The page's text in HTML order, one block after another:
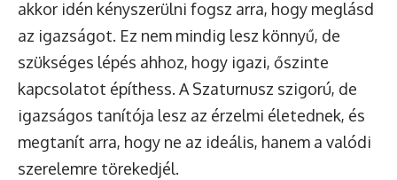
akkor idén kényszerülni fogsz arra, hogy meglásd
az igazságot. Ez nem mindig lesz könnyű, de
szükséges lépés ahhoz, hogy igazi, őszinte
kapcsolatot építhess. A Szaturnusz szigorú, de
igazságos tanítója lesz az érzelmi életednek, és
megtanít arra, hogy ne az ideális, hanem a valódi
szerelemre törekedjél.